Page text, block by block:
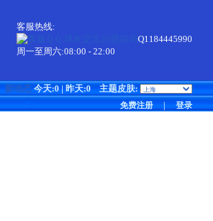
客服热线:
Q1184445990
周一至周六:08:00 - 22:00
新动态今天:0 | 昨天:0主题皮肤:
免费注册| 登录